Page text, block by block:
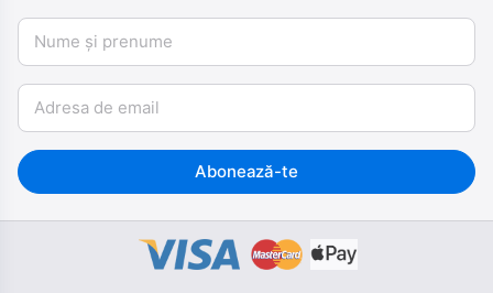
Nume și prenume
Email
Abonează-te